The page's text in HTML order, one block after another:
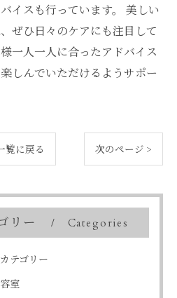
イスも行っています。 美しい
ぜひ日々のケアにも注目して
一人一人に合ったアドバイス
しんでいただけるようサポー
覧に戻る 次のページ >
リー Categories
テゴリー
室